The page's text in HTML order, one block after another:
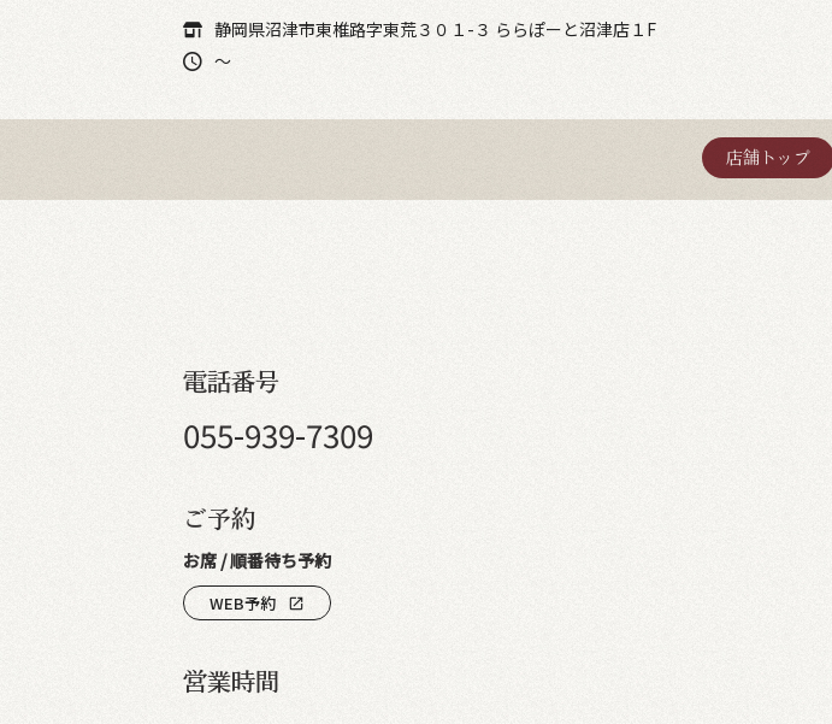
静岡県沼津市東椎路字東荒３０１-３ ららぽーと沼津店１F
～
店舗トップ
電話番号
055-939-7309
ご予約
お席 / 順番待ち予約
WEB予約 open_in_new
営業時間